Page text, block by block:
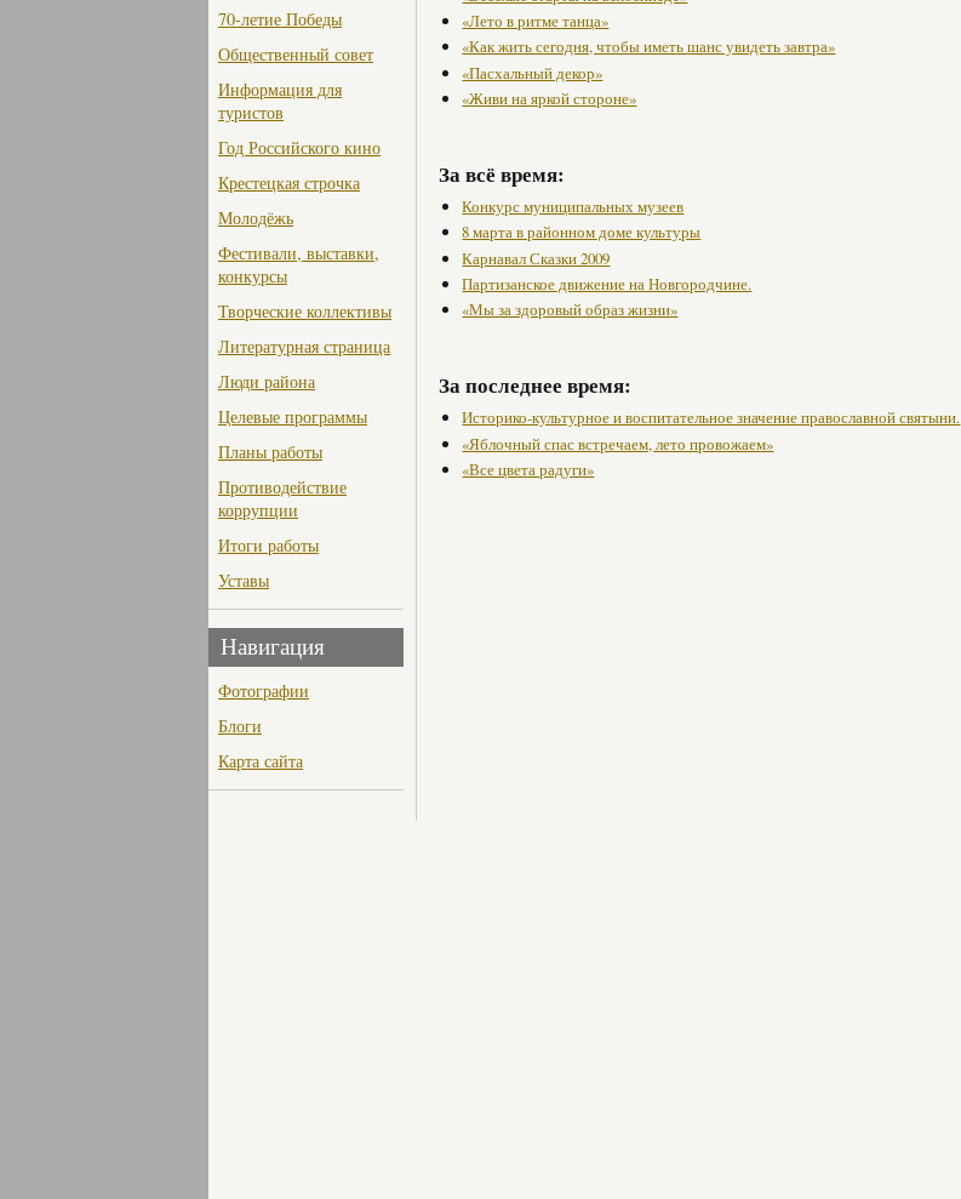
70-летие Победы
Общественный совет
Информация для
туристов
Год Российского кино
Крестецкая строчка
Молодёжь
Фестивали, выставки,
конкурсы
Творческие коллективы
Литературная страница
Люди района
Целевые программы
Планы работы
Противодействие
коррупции
Итоги работы
Уставы
Навигация
Фотографии
Блоги
Карта сайта
«Лето в ритме танца»
«Как жить сегодня, чтобы иметь шанс увидеть завтра»
«Пасхальный декор»
«Живи на яркой стороне»
За всё время:
Конкурс муниципальных музеев
8 марта в районном доме культуры
Карнавал Сказки 2009
Партизанское движение на Новгородчине.
«Мы за здоровый образ жизни»
За последнее время:
Историко-культурное и воспитательное значение православной святыни.
«Яблочный спас встречаем, лето провожаем»
«Все цвета радуги»